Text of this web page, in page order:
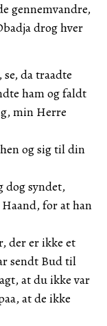
gennemvandre,
drog hver
da traadte
ham og faldt
min Herre
og sig til din
dog syndet,
for at han
der er ikke et
sendt Bud til
at du ikke var
at de ikke